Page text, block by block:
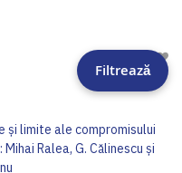
Filtrează